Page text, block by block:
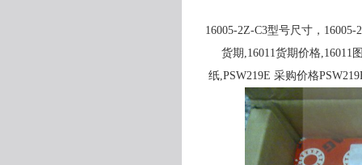
16005-2Z-C3型号尺寸，
货期,16011货期价格,16011
纸,PSW219E 采购价格